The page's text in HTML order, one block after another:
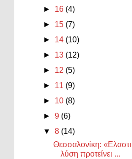
► 16 (4)
► 15 (7)
► 14 (10)
► 13 (12)
► 12 (5)
► 11 (9)
► 10 (8)
►9 (6)
▼8 (14)
Θεσσαλονίκη:
λύση προτείνει ...